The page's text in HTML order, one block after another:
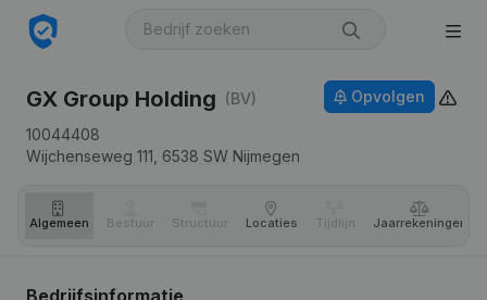
GX Group Holding (BV)
10044408
Wijchenseweg 111, 6538 SW Nijmegen
Opvolgen
Algemeen Bestuur Structuur Locaties Tijdlijn Jaar­rekeningen
Bedrijfsinformatie